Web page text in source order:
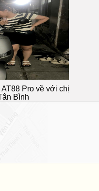
Em trai lựa chọn xe đạp
72 Nguyễn Thái